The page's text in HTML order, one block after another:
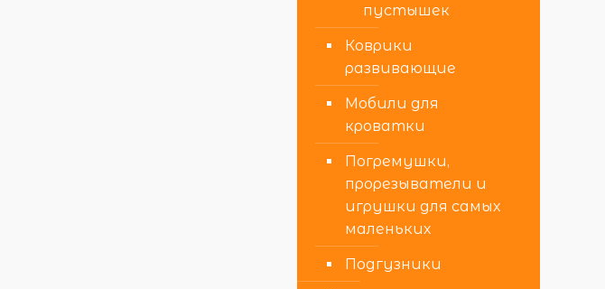
пустышек
Коврики
развивающие
Мобили для
кроватки
Погремушки,
прорезыватели и
игрушки для самых
маленьких
Подгузники